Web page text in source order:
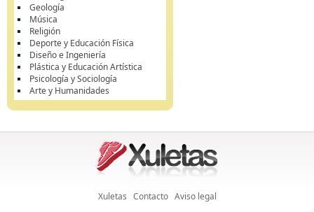
Geología
Música
Religión
Deporte y Educación Física
Diseño e Ingeniería
Plástica y Educación Artística
Psicología y Sociología
Arte y Humanidades
Xuletas Contacto Aviso legal